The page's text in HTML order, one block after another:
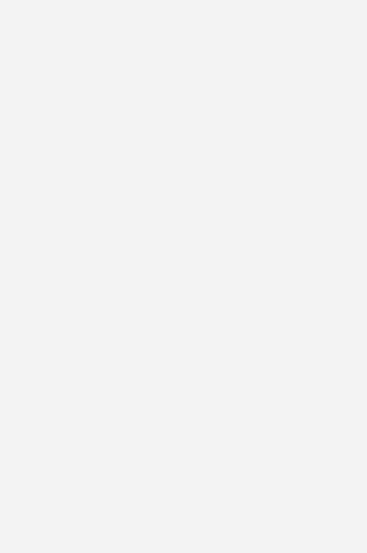
aus Kunststoffdispersionsmaterialien
Dichtmassen auf Reaktionsharz-basis zur
Viega-Entwässerungssysteme sind für alle im
Abdichtungen geeignet.
ist Produktmanager Ent­
Viega in 57428 Attendorn, Tele-fon (0 27 22)
61-14 15, E-Mail:
die Dichtmanschette einlegen und mit der